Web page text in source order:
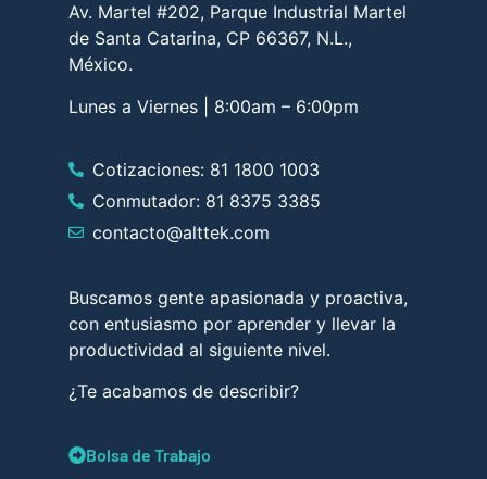
Av. Martel #202, Parque Industrial Martel
de Santa Catarina, CP 66367, N.L.,
México.
Lunes a Viernes | 8:00am – 6:00pm
Cotizaciones: 81 1800 1003
Conmutador: 81 8375 3385
contacto@alttek.com
Buscamos gente apasionada y proactiva,
con entusiasmo por aprender y llevar la
productividad al siguiente nivel.
¿Te acabamos de describir?
Bolsa de Trabajo